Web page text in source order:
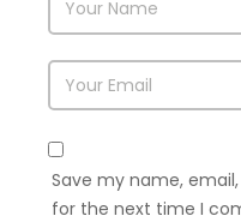
Save my name,
for the next time I